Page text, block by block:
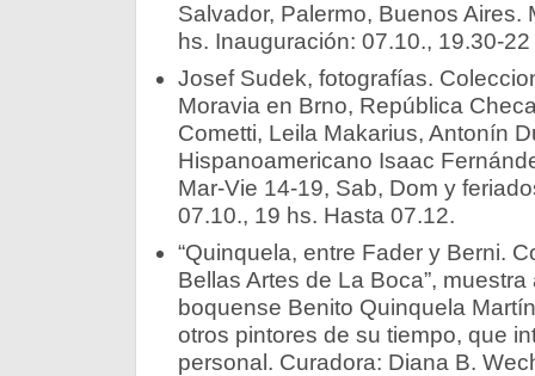
Salvador, Palermo, Buenos Aires.
hs. Inauguración: 07.10., 19.30-
Josef Sudek, fotografías.
Moravia en Brno, República
Cometti, Leila Makarius, Antonín
Hispanoamericano Isaac
Mar-Vie 14-19, Sab, Dom y
07.10., 19 hs. Hasta 07.12.
“Quinquela, entre Fader y Berni.
Bellas Artes de La Boca”,
boquense Benito Quinquela
otros pintores de su tiempo, que
personal. Curadora: Diana B.